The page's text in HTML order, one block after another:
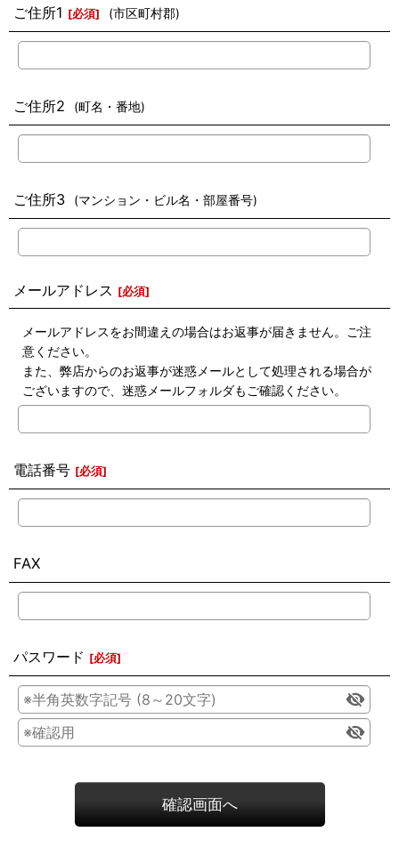
ご住所1 [必須] (市区町村郡)
ご住所2 (町名・番地)
ご住所3 (マンション・ビル名・部屋番号)
メールアドレス [必須]
メールアドレスをお間違えの場合はお返事が届きません。ご注
意ください。
また、弊店からのお返事が迷惑メールとして処理される場合が
ございますので、迷惑メールフォルダもご確認ください。
電話番号 [必須]
FAX
パスワード [必須]
確認画面へ